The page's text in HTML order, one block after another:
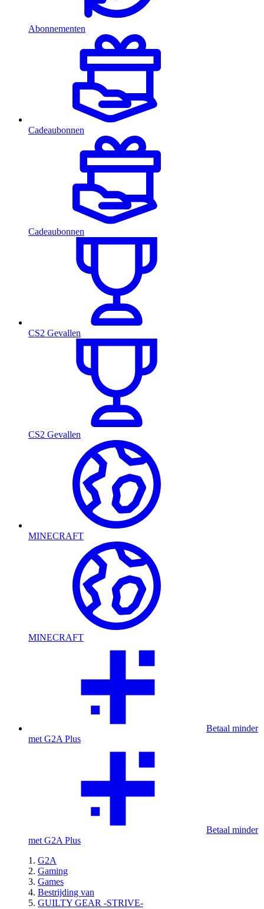
Abonnementen
Cadeaubonnen
Cadeaubonnen
CS2 Gevallen
CS2 Gevallen
MINECRAFT
MINECRAFT
Betaal minder
met G2A Plus
Betaal minder
met G2A Plus
G2A
Gaming
Games
Bestrijding van
GUILTY GEAR -STRIVE-